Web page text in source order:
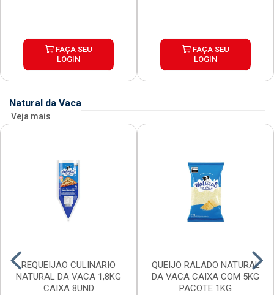
FAÇA SEU
LOGIN
FAÇA SEU
LOGIN
Natural da Vaca
Veja mais
REQUEIJAO CULINARIO
NATURAL DA VACA 1,8KG
CAIXA 8UND
QUEIJO RALADO NATURAL
DA VACA CAIXA COM 5KG
PACOTE 1KG